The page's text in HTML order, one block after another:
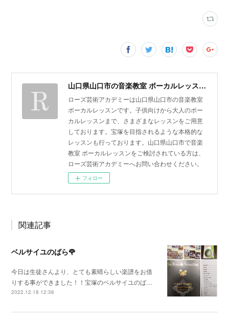
山口県山口市の音楽教室 ボーカルレッスン | ローズ芸術アカデミー
ローズ芸術アカデミーは山口県山口市の音楽教室
ボーカルレッスンです。子供向けから大人のボー
カルレッスンまで、さまざまなレッスンをご用意
しております。宝塚を目指されるような本格的な
レッスンも行っております。山口県山口市で音楽
教室 ボーカルレッスンをご検討されている方は、
ローズ芸術アカデミーへお問い合わせください。
フォロー
関連記事
ベルサイユのばら🌹
今日は生徒さんより、とても素晴らしい楽譜をお借
りする事ができました！！宝塚のベルサイユのば…
2022.12.18 12:36